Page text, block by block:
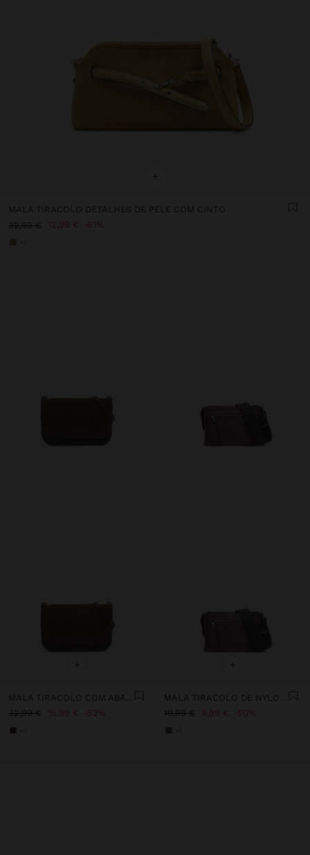
+
MALA TIRACOLO DETALHES DE PELE COM CINTO
32,99 €
12,99 € 61%
+
MALA TIRACOLO COM ABA DUPLA
32,99 €
15,99 € 52%
+
MALA TIRACOLO DE NYLON S
19,99 €
9,99 € 50%